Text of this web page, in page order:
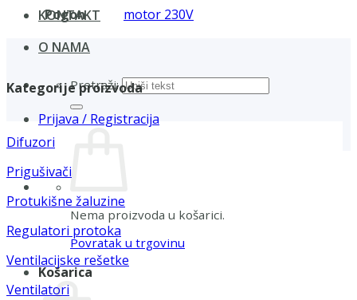
KONTAKT
O NAMA
Pretraži:
Prijava / Registracija
Nema proizvoda u košarici.
Povratak u trgovinu
Košarica
Pogon motor 230V
Kategorije proizvoda
Difuzori
Prigušivači
Protukišne žaluzine
Regulatori protoka
Ventilacijske rešetke
Ventilatori